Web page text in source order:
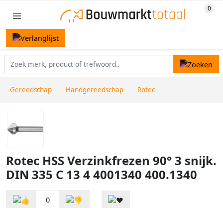
Gereedschap Handgereedschap Rotec
Rotec HSS Verzinkfrezen 90° 3 snijk.
DIN 335 C 13 4 4001340 400.1340
0